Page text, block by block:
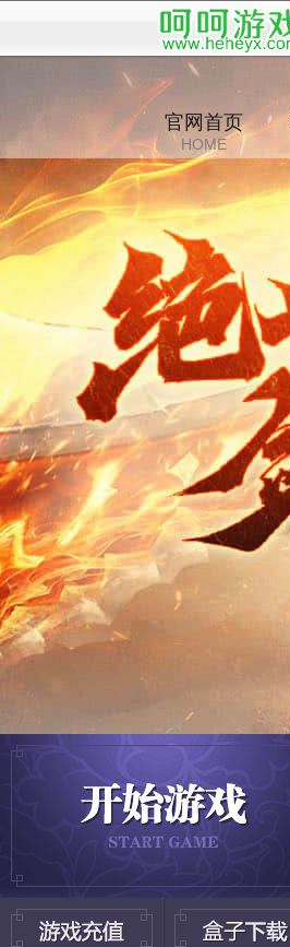
官网首页
HOME